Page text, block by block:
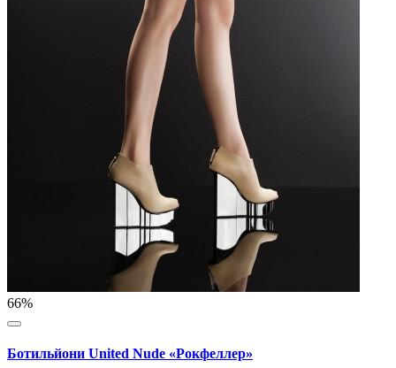
66%
Ботильйони United Nude «Рокфеллер»